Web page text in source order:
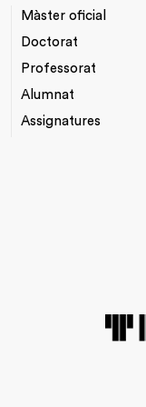
NAVEGACIÓ
PRINCIPAL
Màster oficial
Doctorat
Professorat
Alumnat
Assignatures